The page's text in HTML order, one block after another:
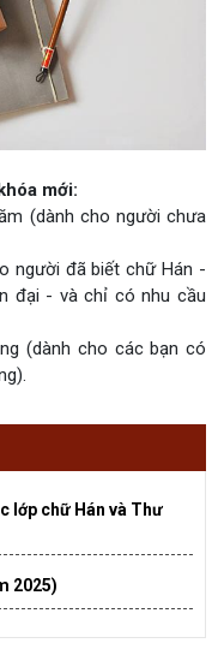
mới:
(dành cho người chưa
người đã biết chữ Hán -
đại - và chỉ có nhu cầu
(dành cho các bạn có
lớp chữ Hán và Thư
2025)